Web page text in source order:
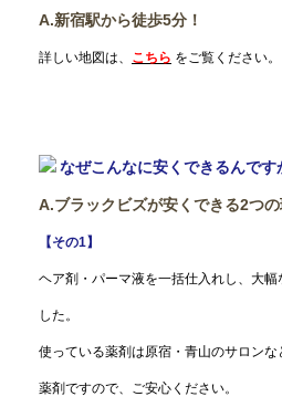
A.新宿駅から徒歩5分！
詳しい地図は、 こちら をご覧ください。
なぜこんなに安くできるんです
A.ブラックビズが安くできる2つの
【その1】
ヘア剤・パーマ液を一括仕入れし、大幅
した。
使っている薬剤は原宿・青山のサロン
薬剤ですので、ご安心ください。